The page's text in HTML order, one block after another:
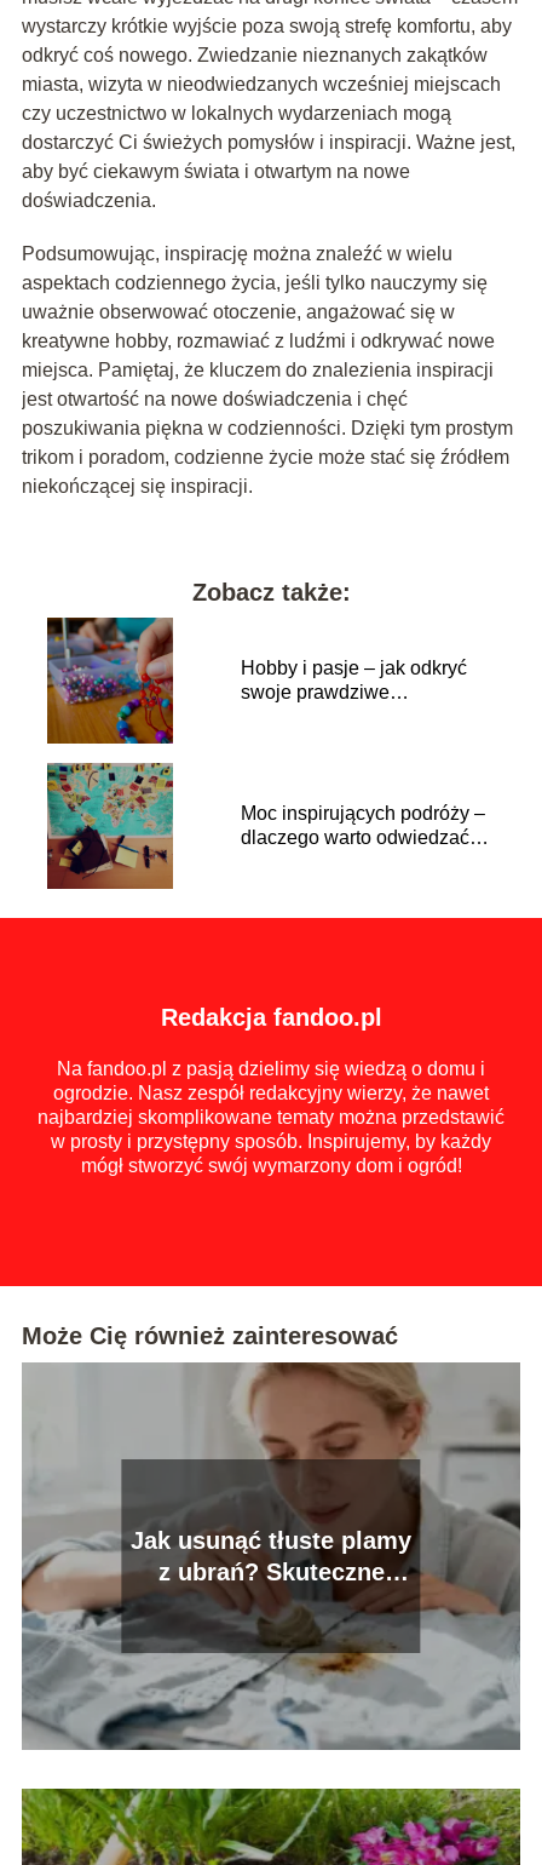
wystarczy krótkie wyjście poza swoją strefę komfortu, aby
odkryć coś nowego. Zwiedzanie nieznanych zakątków
miasta, wizyta w nieodwiedzanych wcześniej miejscach
czy uczestnictwo w lokalnych wydarzeniach mogą
dostarczyć Ci świeżych pomysłów i inspiracji. Ważne jest,
aby być ciekawym świata i otwartym na nowe
doświadczenia.
Podsumowując, inspirację można znaleźć w wielu
aspektach codziennego życia, jeśli tylko nauczymy się
uważnie obserwować otoczenie, angażować się w
kreatywne hobby, rozmawiać z ludźmi i odkrywać nowe
miejsca. Pamiętaj, że kluczem do znalezienia inspiracji
jest otwartość na nowe doświadczenia i chęć
poszukiwania piękna w codzienności. Dzięki tym prostym
trikom i poradom, codzienne życie może stać się źródłem
niekończącej się inspiracji.
Zobacz także:
Hobby i pasje – jak odkryć
swoje prawdziwe
Moc inspirujących podróży –
dlaczego warto odwiedzać
Redakcja fandoo.pl
Na fandoo.pl z pasją dzielimy się wiedzą o domu i
ogrodzie. Nasz zespół redakcyjny wierzy, że nawet
najbardziej skomplikowane tematy można przedstawić
w prosty i przystępny sposób. Inspirujemy, by każdy
mógł stworzyć swój wymarzony dom i ogród!
Może Cię również zainteresować
Jak usunąć tłuste plamy
z ubrań? Skuteczne
domowe sposoby